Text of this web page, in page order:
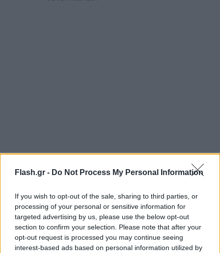
Flash.gr - Do Not Process My Personal Information
If you wish to opt-out of the sale, sharing to third parties, or
processing of your personal or sensitive information for
targeted advertising by us, please use the below opt-out
section to confirm your selection. Please note that after your
opt-out request is processed you may continue seeing
interest-based ads based on personal information utilized by
Εντυπωσιακή αναμέτρηση με γκολ αναμένεται να
δούμε στο Αλβανία – Τσεχία. Οι γηπεδούχοι έχουν
ξεκινήσει με εντυπωσιακό τρόπο τις υποχρεώσεις
τους, καθώς είναι πρώτοι στον όμιλό τους με 10
βαθμούς, έπειτα από 3 νίκες, 1 ισοπαλία και 1 ήττα.
Την περασμένη αγωνιστική μάλιστα, η Αλβανία
έκανε την μεγάλη έκπληξη και επικράτησε με